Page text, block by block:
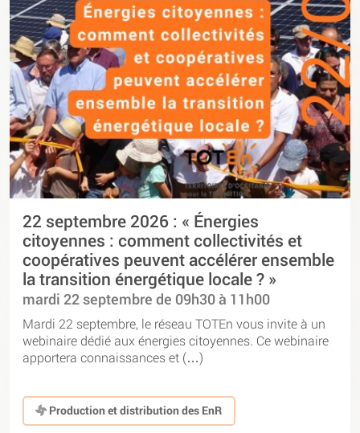
22 septembre 2026 : « Énergies
citoyennes : comment collectivités et
coopératives peuvent accélérer ensemble
la transition énergétique locale ? »
mardi 22 septembre de 09h30 à 11h00
Mardi 22 septembre, le réseau TOTEn vous invite à un
webinaire dédié aux énergies citoyennes. Ce webinaire
apportera connaissances et (…)
Production et distribution des EnR